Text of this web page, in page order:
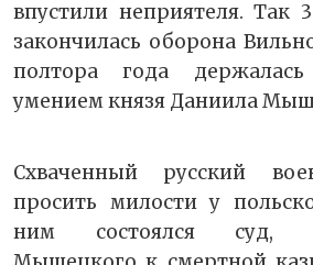
впустили неприятеля. Так
закончилась оборона
полтора года
умением князя Даниила
Схваченный русский
просить милости у
ним состоялся суд,